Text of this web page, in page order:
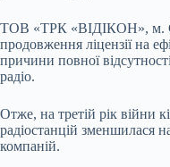
ТОВ «ТРК «ВІДІКОН», м.
продовження ліцензії на
причини повної
радіо.
Отже, на третій рік війни
радіостанцій зменшилася
компаній.